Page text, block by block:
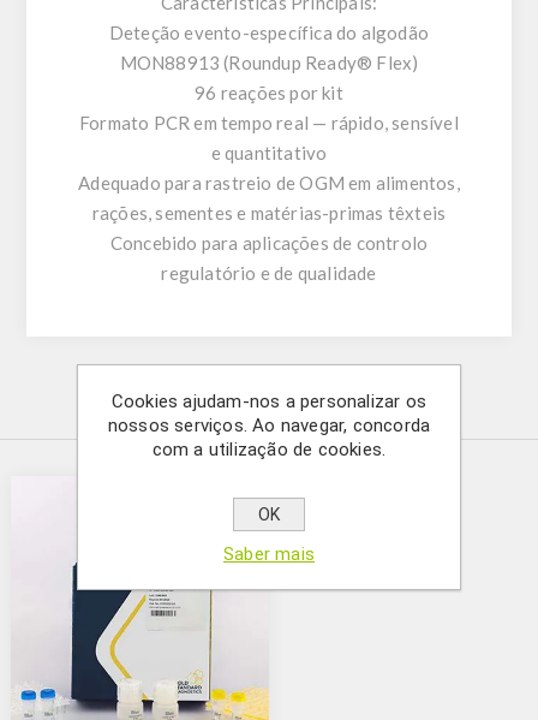
Deteção evento-específica do algodão
MON88913 (Roundup Ready® Flex)
96 reações por kit
Formato PCR em tempo real — rápido, sensível
e quantitativo
Adequado para rastreio de OGM em alimentos,
rações, sementes e matérias-primas têxteis
Concebido para aplicações de controlo
regulatório e de qualidade
Produtos relacionados
Cookies ajudam-nos a personalizar os
nossos serviços. Ao navegar, concorda
com a utilização de cookies.
OK
Saber mais